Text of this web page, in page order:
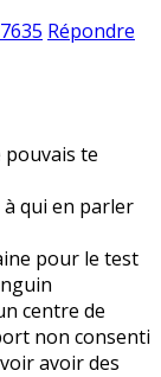
Répondre
pouvais te
qui en parler
pour le test
centre de
non consenti
avoir des